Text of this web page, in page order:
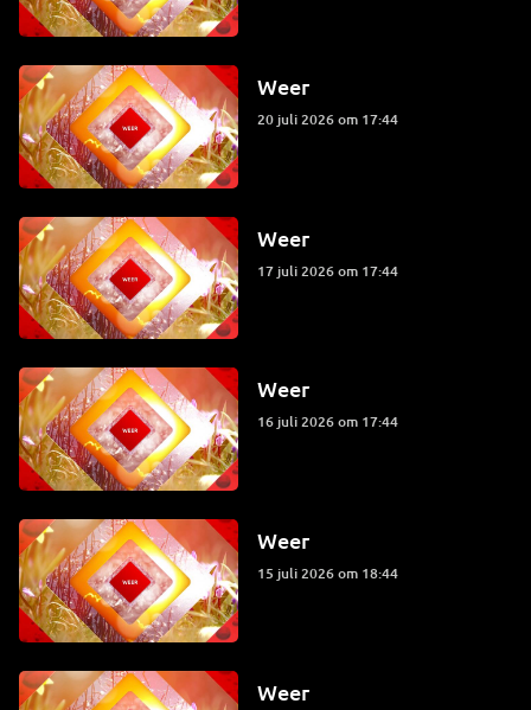
Weer
20 juli 2026 om 17:44
Weer
17 juli 2026 om 17:44
Weer
16 juli 2026 om 17:44
Weer
15 juli 2026 om 18:44
Weer